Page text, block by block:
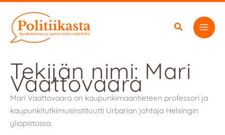
sisältöön
Tekijän nimi: Mari
Vaattovaara
Mari Vaattovaara on kaupunkimaantieteen professori ja
kaupunkitutkimusinstituutti Urbarian johtaja Helsingin
yliopistossa.